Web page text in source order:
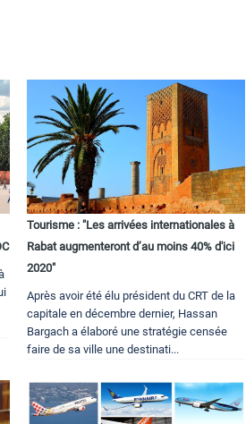
Tourisme : "Les arrivées internationales à
Rabat augmenteront d’au moins 40% d'ici
2020"
Après avoir été élu président du CRT de la
capitale en décembre dernier, Hassan
Bargach a élaboré une stratégie censée
faire de sa ville une destinati...